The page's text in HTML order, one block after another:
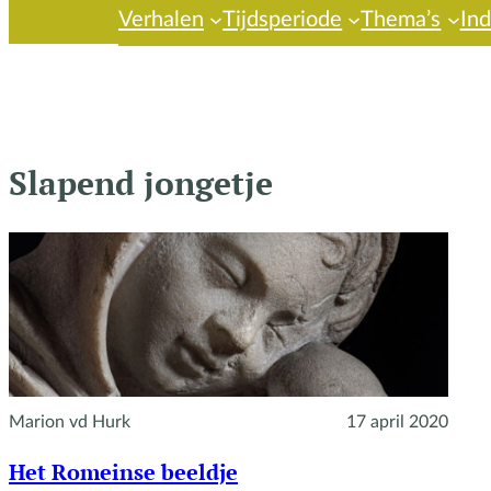
Verhalen Tijdsperiode Thema’s
Slapend jongetje
Marion vd Hurk 17 april 2020
Het Romeinse beeldje